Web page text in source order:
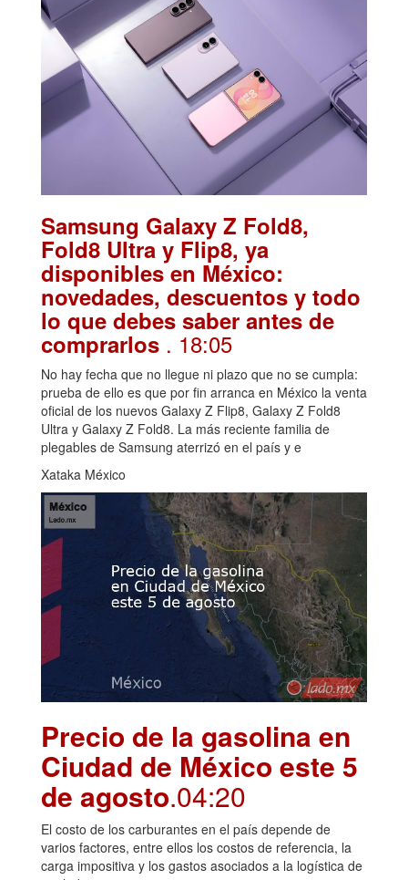
Samsung Galaxy Z Fold8,
Fold8 Ultra y Flip8, ya
disponibles en México:
novedades, descuentos y todo
lo que debes saber antes de
comprarlos . 18:05
No hay fecha que no llegue ni plazo que no se cumpla:
prueba de ello es que por fin arranca en México la venta
oficial de los nuevos Galaxy Z Flip8, Galaxy Z Fold8
Ultra y Galaxy Z Fold8. La más reciente familia de
plegables de Samsung aterrizó en el país y e
Xataka México
Precio de la gasolina en
Ciudad de México este 5
de agosto.04:20
El costo de los carburantes en el país depende de
varios factores, entre ellos los costos de referencia, la
carga impositiva y los gastos asociados a la logística de